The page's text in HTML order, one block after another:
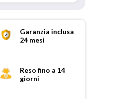
Garanzia inclusa
24 mesi
Reso fino a 14
giorni